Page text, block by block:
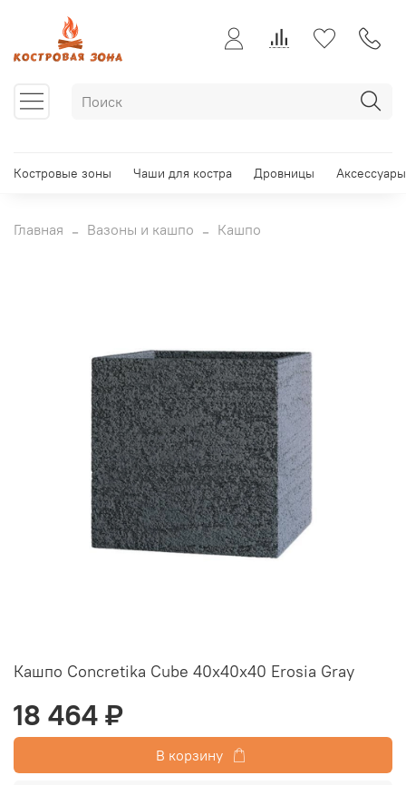
Костровые зоны Чаши для костра Дровницы Аксессуары
Главная Вазоны и кашпо Кашпо
Кашпо Concretika Cube 40x40x40 Erosia Gray
18 464 ₽
В корзину